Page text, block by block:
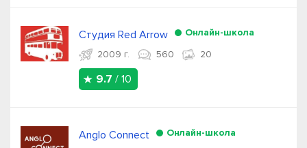
Студия Red Arrow
Онлайн-школа
2009 г.
560 20
9.7 / 10
Anglo Connect
Онлайн-школа